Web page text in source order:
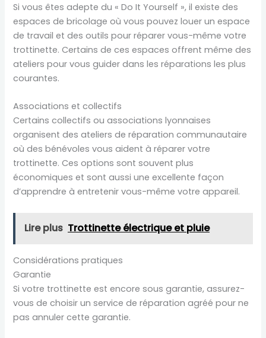
Si vous êtes adepte du « Do It Yourself », il existe des
espaces de bricolage où vous pouvez louer un espace
de travail et des outils pour réparer vous-même votre
trottinette. Certains de ces espaces offrent même des
ateliers pour vous guider dans les réparations les plus
courantes.
Associations et collectifs
Certains collectifs ou associations lyonnaises
organisent des ateliers de réparation communautaire
où des bénévoles vous aident à réparer votre
trottinette. Ces options sont souvent plus
économiques et sont aussi une excellente façon
d’apprendre à entretenir vous-même votre appareil.
Lire plus Trottinette électrique et pluie
Considérations pratiques
Garantie
Si votre trottinette est encore sous garantie, assurez-
vous de choisir un service de réparation agréé pour ne
pas annuler cette garantie.